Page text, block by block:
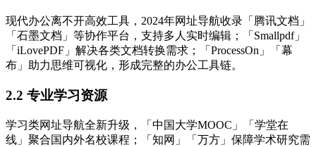
现代办公离不开高效工具，2024年网址导航收录「腾讯文档」
「石墨文档」等协作平台，支持多人实时编辑；「Smallpdf」
「iLovePDF」解决各类文档转换需求；「ProcessOn」「幕
布」助力思维可视化，形成完整的办公工具链。
2.2 专业学习资源
学习类网址导航全新升级，「中国大学MOOC」「学堂在
线」聚合国内外名校课程；「知网」「万方」保障学术研究需